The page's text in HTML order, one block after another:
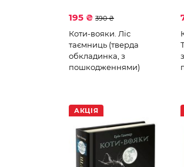
195 ₴ 390 ₴
Коти-вояки. Ліс
таємниць (тверда
обкладинка, з
пошкодженнями)
АКЦІЯ